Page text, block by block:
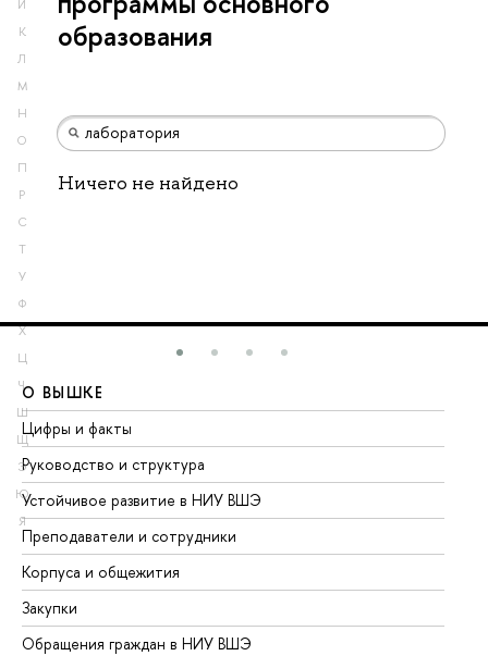
Й
К
Л
М
Н
О
П
Р
С
Т
У
Ф
Х
Ц
Ч
Ш
Щ
Э
Ю
Я
образования
Ничего не найдено
О ВЫШКЕ
Цифры и факты
Руководство и структура
Устойчивое развитие в НИУ ВШЭ
Преподаватели и сотрудники
Корпуса и общежития
Закупки
Обращения граждан в НИУ ВШЭ